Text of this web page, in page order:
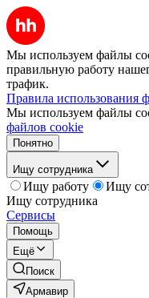
Мы используем файлы
правильную работу
трафик.
Правила использования
Мы используем файлы
файлов cookie
Понятно
Ищу сотрудника
Ищу работу
Ищу
Ищу сотрудника
Сервисы
Помощь
Ещё
Поиск
Армавир